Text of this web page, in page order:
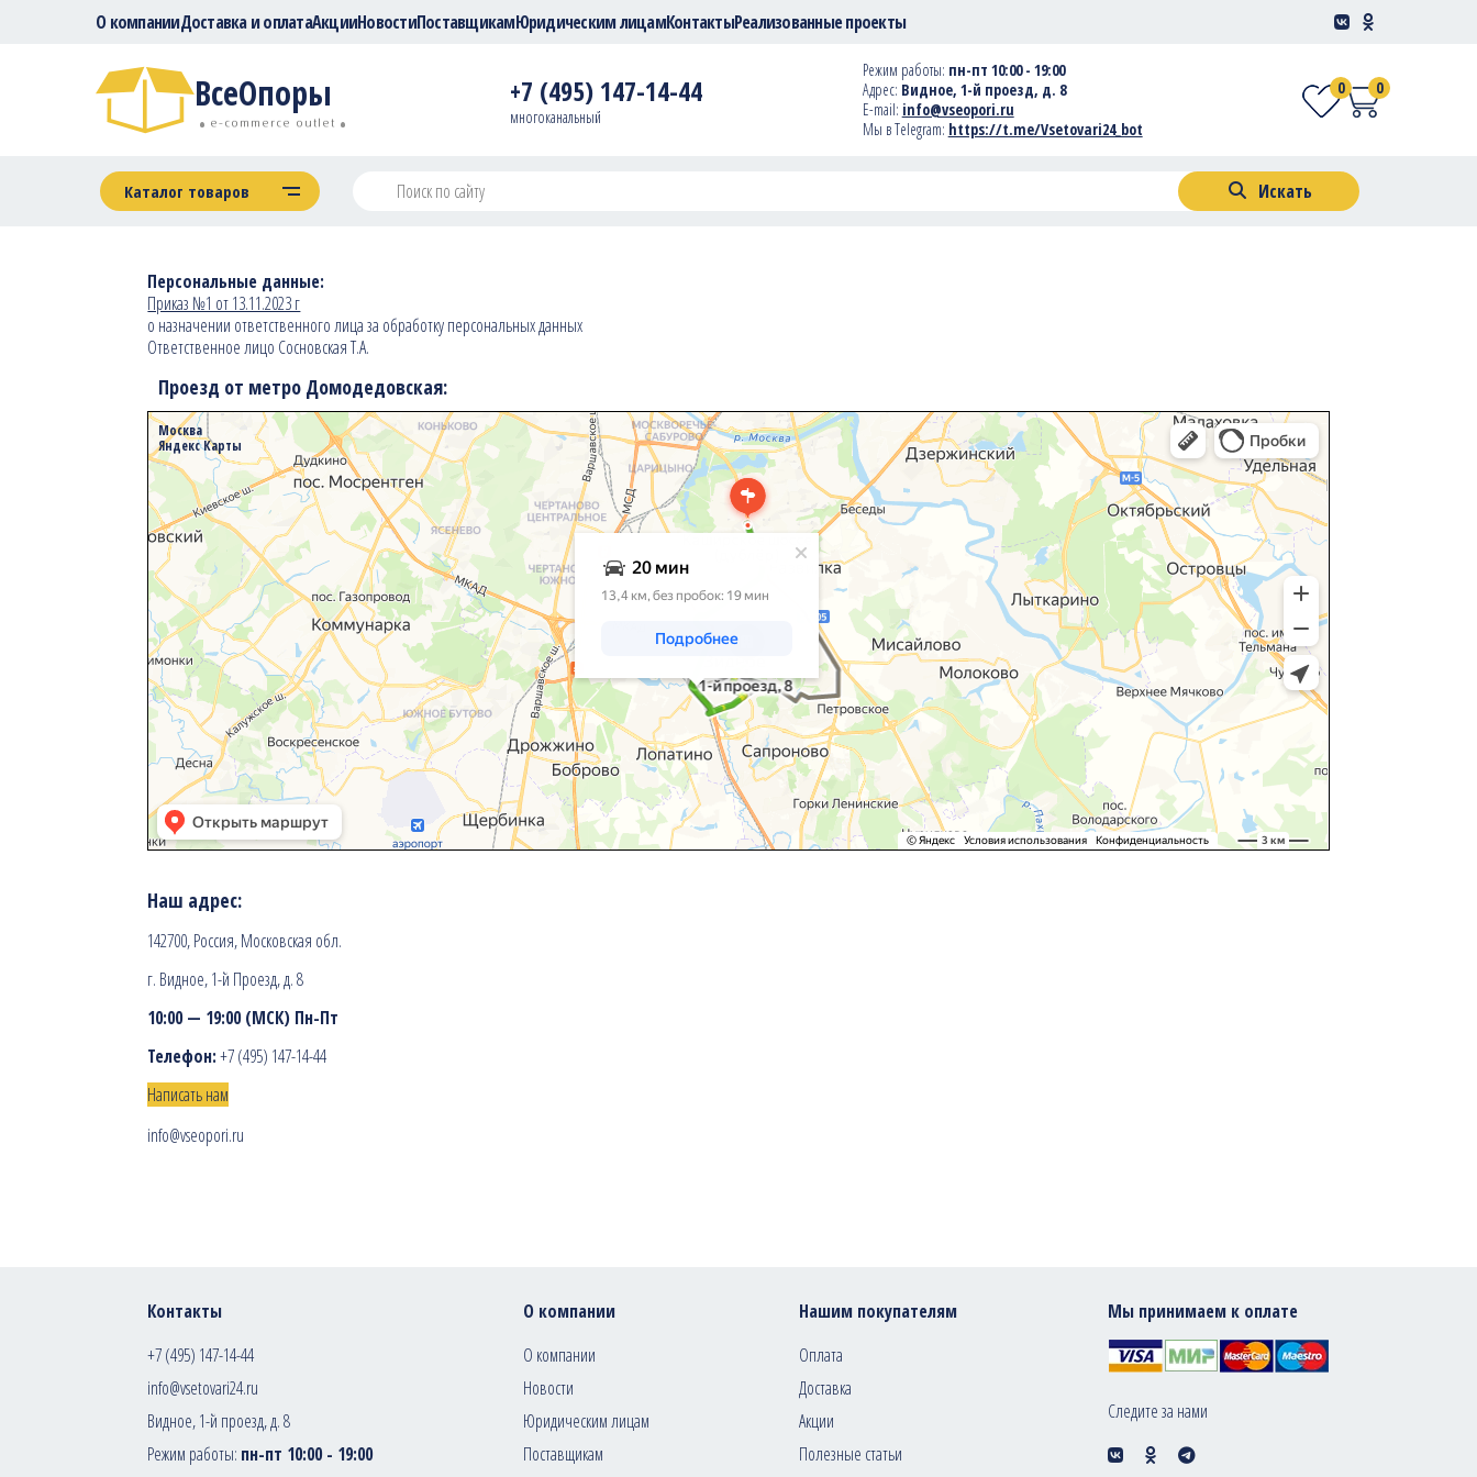
О компанииДоставка и оплатаАкцииНовостиПоставщикамЮридическим лицамКонтактыРеализованные проекты
ВсеОпоры
e-commerce outlet
+7 (495) 147-14-44
многоканальный
Режим работы: пн-пт 10:00 - 19:00
Адрес: Видное, 1-й проезд, д. 8
E-mail: info@vseopori.ru
Мы в Telegram: https://t.me/Vsetovari24_bot
0
0
Каталог товаров Искать
Персональные данные:
Приказ №1 от 13.11.2023 г
о назначении ответственного лица за обработку персональных данных
Ответственное лицо Сосновская Т.А.
Проезд от метро Домодедовская:
Москва
Яндекс Карты
Наш адрес:
142700, Россия, Московская обл.
г. Видное, 1-й Проезд, д. 8
10:00 — 19:00 (МСК) Пн-Пт
Телефон: +7 (495) 147-14-44
Написать нам
info@vseopori.ru
Контакты
+7 (495) 147-14-44
info@vsetovari24.ru
Видное, 1-й проезд, д. 8
Режим работы: пн-пт 10:00 - 19:00
О компании
О компании
Новости
Юридическим лицам
Поставщикам
Нашим покупателям
Оплата
Доставка
Акции
Полезные статьи
Мы принимаем к оплате
Следите за нами